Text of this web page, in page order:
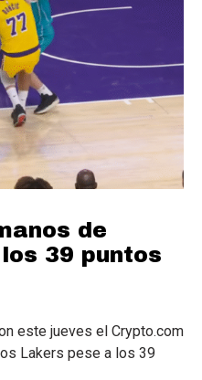
de
39 puntos
este jueves el Crypto.com
Lakers pese a los 39